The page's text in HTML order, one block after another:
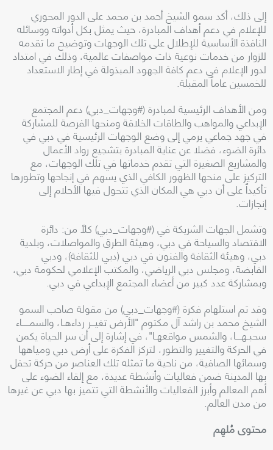
إلى ذلك، أكد سمو الشيخ أحمد بن محمد على الدور المحوري
للإعلام في دعم أهداف المبادرة، حيث يمثل بكل أدواته ووسائله
النافذة الأساسية للإطلال على تلك الوجهات وتوضيح ما تقدمه
للزوار من خدمات نوعية ذات مواصفات عالمية، وذلك في امتداد
لدور الإعلام في دعم كافة الجهود المبذولة في إطار الاستعداد
للخمسين عاماً المقبلة.
ومن الأهداف الرئيسية لمبادرة (#وجهات_دبي) دعم المجتمع
الإبداعي والمواهب والطاقات الخلاقة ومنحها الفرصة للمشاركة
في جهد جماعي يرمي إلى وضع الوجهات الرئيسية في دبي في
دائرة الضوء، فضلا عن عناية المبادرة بتشجيع رواد الأعمال
والمشاريع الصغيرة التي تقدم خدماتها في تلك الوجهات، مع
التركيز على منحها الظهور الكافي الذي يسهم في إنجاحها وتطورها
تأكيداً على أن دبي هي المكان الذي تتحول فيها الأحلام إلى
إنجازات.
وتشمل الجهات الشريكة في (#وجهات_دبي) كلاً من: دائرة
الاقتصاد والسياحة في دبي، وهيئة الطرق والمواصلات، وبلدية
دبي، وهيئة الثقافة والفنون في دبي (دبي للثقافة)، ودبي
القابضة، ومجلس دبي الرياضي، والمكتب الإعلامي لحكومة دبي،
وبمشاركة عدد كبير من أعضاء المجتمع الإبداعي في دبي.
وقد تم استلهام فكرة (#وجهات_دبي) من مقولة صاحب السمو
الشيخ محمد بن راشد آل مكتوم "الأرض تغيــر رداءهـا، والسمــــاء
سحبـهـــا، والشمس مواقعهـا"، في إشارة إلى أن سر الحياة يكمن
في الحركة والتغيير والتطور، لتركز الفكرة على أرض دبي ومياهها
وسمائها الصافية، من ناحية ما تمثله تلك العناصر من حركة تحفل
بها المدينة ضمن فعاليات وأنشطة عديدة، مع إلقاء الضوء على
أهم المعالم وأبرز الفعاليات والأنشطة التي تتميز بها دبي عن غيرها
من مدن العالم.
محتوى مُلهِم